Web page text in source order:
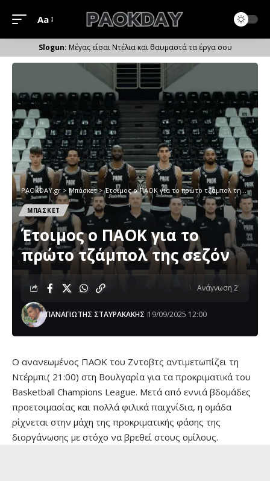
Μέγεθος
Γραμματοσειράς
Aa
Μέγας είσαι Ντέλια και θαυμαστά τα έργα σου
PAOKDAY.gr> Μπάσκετ>Έτοιμος ο ΠΑΟΚ για το πρώτο τζάμπολ της σεζόν
ΜΠΑΣΚΕΤ
Έτοιμος ο ΠΑΟΚ για το
πρώτο τζάμπολ της σεζόν
ΠΑΝΑΓΙΩΤΗΣ ΣΤΑΥΡΑΚΑΚΗΣ 19/09/2025 12:00
Ανάγνωση 2'
Ο ανανεωμένος ΠΑΟΚ του Ζντοβτς αντιμετωπίζει τη
Ντέρμπι( 21:00) στη Βουλγαρία για τα προκριματικά του
Basketball Champions League. Μετά από εννιά βδομάδες
προετοιμασίας και πολλά φιλικά παιχνίδια, η ομάδα
ρίχνεται στην μάχη της προκριματικής φάσης της
διοργάνωσης με στόχο να βρεθεί στους ομίλους.